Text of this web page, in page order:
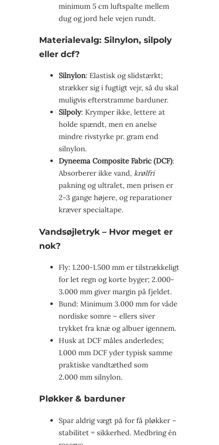
minimum 5 cm luftspalte mellem
dug og jord hele vejen rundt.
Materialevalg: Silnylon, silpoly
eller dcf?
Silnylon: Elastisk og slidstærkt;
strækker sig i fugtigt vejr, så du skal
muligvis efterstramme barduner.
Silpoly: Krymper ikke, lettere at
holde spændt, men en anelse
mindre rivstyrke pr. gram end
silnylon.
Dyneema Composite Fabric (DCF):
Absorberer ikke vand, krølfri
pakning og ultralet, men prisen er
2-3 gange højere, og reparationer
kræver specialtape.
Vandsøjletryk – Hvor meget er
nok?
Fly: 1.200-1.500 mm er tilstrækkeligt
for let regn og korte byger; 2.000-
3.000 mm giver margin på fjeldet.
Bund: Minimum 3.000 mm for våde
nordiske somre – ellers siver
trykket fra knæ og albuer igennem.
Husk at DCF måles anderledes;
1.000 mm DCF yder typisk samme
praktiske vandtæthed som
2.000 mm silnylon.
Pløkker & barduner
Spar aldrig vægt på for få pløkker –
stabilitet = sikkerhed. Medbring én